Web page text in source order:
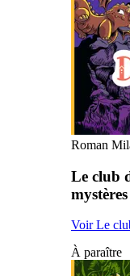
Roman
Le club
mystères
Voir Le
À paraître